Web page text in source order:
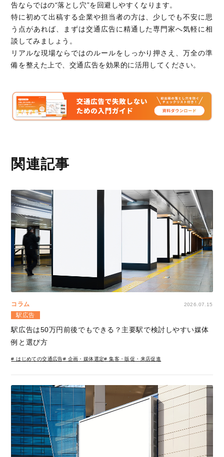
告ならではの“落とし穴”を回避しやすくなります。
特に初めて出稿する企業や担当者の方は、少しでも不安に思
う点があれば、まずは交通広告に精通した専門家へ気軽に相
談してみましょう。
リアルな現場ならではのルールをしっかり押さえ、万全の準
備を整えた上で、交通広告を効果的に活用してください。
関連記事
コラム 2026.07.15
駅広告
駅広告は50万円前後でもできる？主要駅で検討しやすい媒体
例と選び方
# はじめての交通広告# 企画・媒体選定# 集客・販促・来店促進